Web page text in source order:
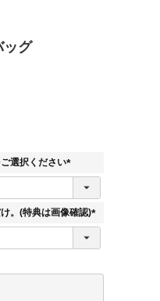
ッグ
選択ください
(
須
。(特典は画像確認)
(
)